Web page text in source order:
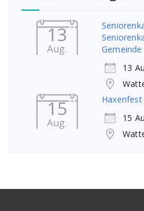
13
Aug.
Gemeinde
13
15
Aug.
15